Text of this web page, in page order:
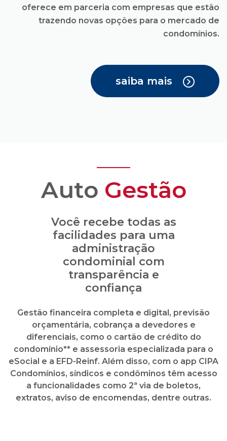
oferece em parceria com empresas que estão
trazendo novas opções para o mercado de
condomínios.
saiba mais
Auto Gestão
Você recebe todas as
facilidades para uma
administração
condominial com
transparência e
confiança
Gestão financeira completa e digital, previsão
orçamentária, cobrança a devedores e
diferenciais, como o cartão de crédito do
condomínio** e assessoria especializada para o
eSocial e a EFD-Reinf. Além disso, com o app CIPA
Condomínios, síndicos e condôminos têm acesso
a funcionalidades como 2ª via de boletos,
extratos, aviso de encomendas, dentre outras.